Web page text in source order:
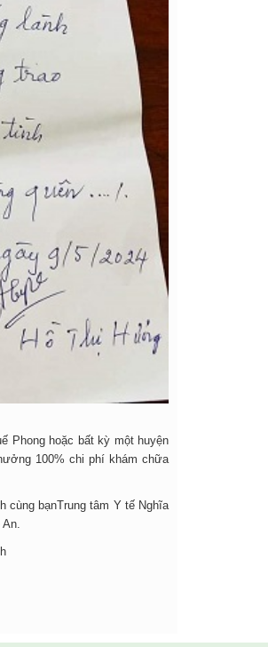
Phong hoặc bất kỳ một huyện
100% chi phí khám chữa
cùng bạnTrung tâm Y tế Nghĩa